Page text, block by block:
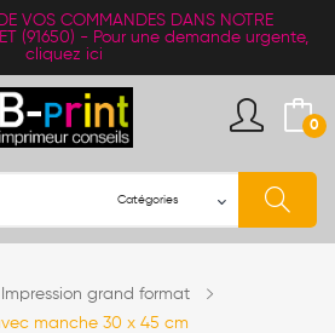
DE VOS COMMANDES DANS NOTRE
(91650) - Pour une demande urgente,
cliquez ici
0
Impression grand format
manche 30 x 45 cm